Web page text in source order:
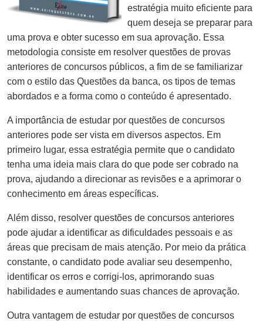
estratégia muito eficiente para
quem deseja se preparar para
uma prova e obter sucesso em sua aprovação. Essa
metodologia consiste em resolver questões de provas
anteriores de concursos públicos, a fim de se familiarizar
com o estilo das Questões da banca, os tipos de temas
abordados e a forma como o conteúdo é apresentado.
A importância de estudar por questões de concursos
anteriores pode ser vista em diversos aspectos. Em
primeiro lugar, essa estratégia permite que o candidato
tenha uma ideia mais clara do que pode ser cobrado na
prova, ajudando a direcionar as revisões e a aprimorar o
conhecimento em áreas específicas.
Além disso, resolver questões de concursos anteriores
pode ajudar a identificar as dificuldades pessoais e as
áreas que precisam de mais atenção. Por meio da prática
constante, o candidato pode avaliar seu desempenho,
identificar os erros e corrigi-los, aprimorando suas
habilidades e aumentando suas chances de aprovação.
Outra vantagem de estudar por questões de concursos